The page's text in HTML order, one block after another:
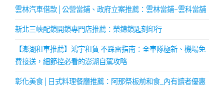
雲林汽車借款│公營當鋪、政府立案推薦：雲林當鋪-雲科當舖
新北三峽配鎖開鎖專門店推薦：榮錦鎖匙刻印行
【澎湖租車推薦】鴻宇租賃 不踩雷指南：全車隊極新、機場免
費接送，細節控必看的澎湖自駕攻略
彰化美食│日式料理餐廳推薦：阿那祭板前和食_內有讀者優惠